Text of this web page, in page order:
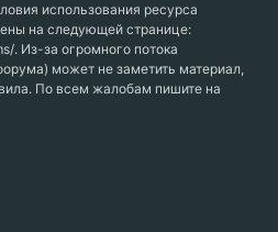
использования ресурса
на следующей странице:
. Из-за огромного потока
может не заметить материал,
По всем жалобам пишите на